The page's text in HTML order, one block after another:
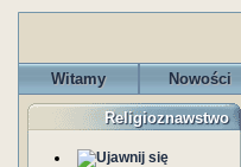
Witamy Nowości
Religioznawstwo